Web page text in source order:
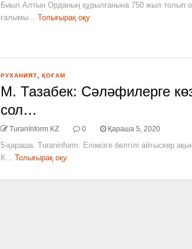
Биыл Алтын Орданың құрылғанына 750 жыл толып
ғалымы... Толығырақ оқу
РУХАНИЯТ ҚОҒАМ
М. Тазабек: Сәләфилерге
сол…
TuranInform KZ 0 Қараша 5, 2020
5-қараша. Turaninform. Елімізге белгілі айтыскер
К... Толығырақ оқу